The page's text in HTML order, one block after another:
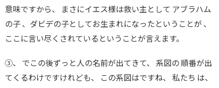
意味ですから、 まさにイエス様は救い主として アブラハム
の子 、ダビデの子としてお生まれになったということが 、
ここに言い尽くされているということが言えます。
③、 でこの後ずっと人の名前が出てきて、 系図の 順番が出
てくるわけですけれども、 この系図はですね、 私たち は、